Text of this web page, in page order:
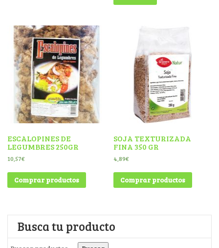
ESCALOPINES DE
LEGUMBRES 250GR
10,57€
Comprar productos
SOJA TEXTURIZADA
FINA 350 GR
4,89€
Comprar productos
Busca tu producto